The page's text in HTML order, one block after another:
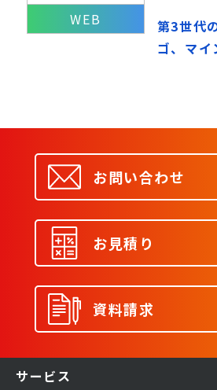
WEB
第3世代
ゴ、マイ
お問い合わせ
お見積り
資料請求
サービス